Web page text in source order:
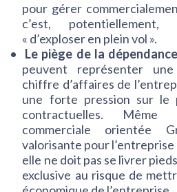
pour gérer
c’est,
« d’exploser en plein vol ».
Le piège de la
peuvent représenter
chiffre d’affaires de
une forte pression sur le
contractuelles.
commerciale orientée
valorisante pour
elle ne doit pas se livrer
exclusive au risque de